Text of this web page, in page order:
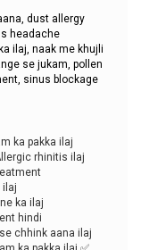
dust allergy
headache
ilaj, naak me khujli
se jukam, pollen
sinus blockage
ka pakka ilaj
rhinitis ilaj
ilaj
ka ilaj
hindi
chhink aana ilaj